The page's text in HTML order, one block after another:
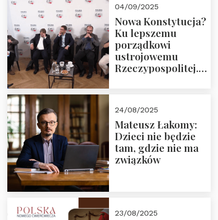
04/09/2025
Nowa Konstytucja?
Ku lepszemu
porządkowi
ustrojowemu
Rzeczypospolitej.
24/08/2025
Mateusz Łakomy:
Dzieci nie będzie
tam, gdzie nie ma
związków
23/08/2025